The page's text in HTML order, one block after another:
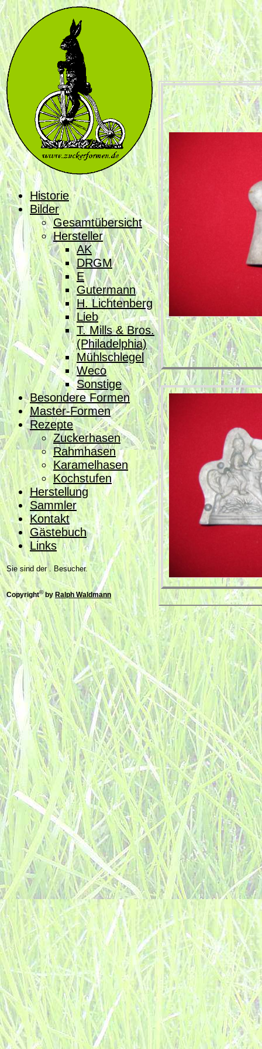
Historie
Bilder
Gesamtübersicht
Hersteller
AK
DRGM
E
Gutermann
H. Lichtenberg
Lieb
T. Mills & Bros.
(Philadelphia)
Mühlschlegel
Weco
Sonstige
Besondere Formen
Master-Formen
Rezepte
Zuckerhasen
Rahmhasen
Karamelhasen
Kochstufen
Herstellung
Sammler
Kontakt
Gästebuch
Links
Sie sind der . Besucher.
Copyright©by Ralph Waldmann